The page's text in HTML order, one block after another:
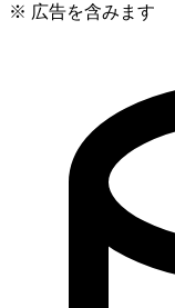
※ 広告を含みます